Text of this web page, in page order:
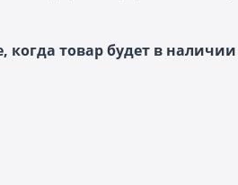
когда товар будет в наличии